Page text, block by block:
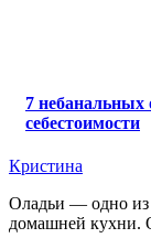
7 небанальных
себестоимости
Кристина
Оладьи — одно
домашней кухни.